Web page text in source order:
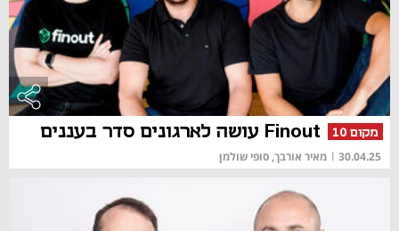
מקום 10 Finout עושה לארגונים סדר בעננים
30.04.25
| מאיר אורבך, סופי שולמן